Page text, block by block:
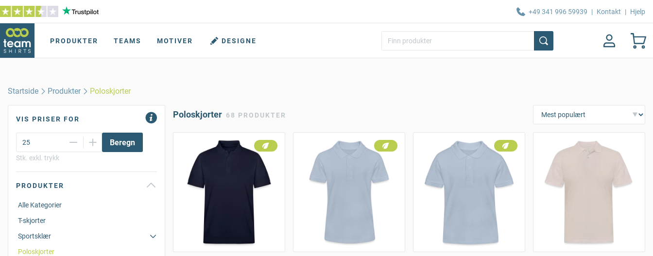
+49 341 996 59939 | Kontakt | Hjelp
PRODUKTER TEAMS MOTIVER DESIGNE
Startside Produkter Poloskjorter
VIS PRISER FOR
Beregn
Stk. exkl. trykk
PRODUKTER
Alle Kategorier
T-skjorter
Sportsklær
Poloskjorter
Poloskjorter 68 PRODUKTER